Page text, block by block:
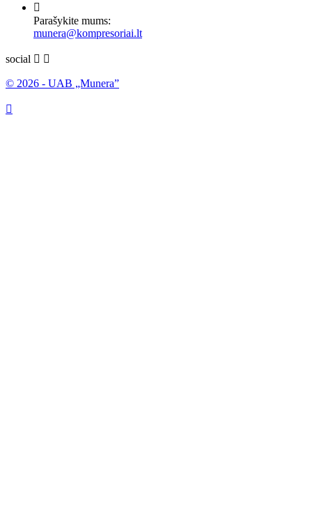

Parašykite mums:
munera@kompresoriai.lt
social  
© 2026 - UAB „Munera”
